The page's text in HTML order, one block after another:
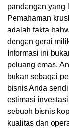
pandangan yang
Pemahaman
adalah fakta
dengan gerai
Informasi ini
peluang emas.
bukan sebagai
bisnis Anda
estimasi
sebuah bisnis
kualitas dan